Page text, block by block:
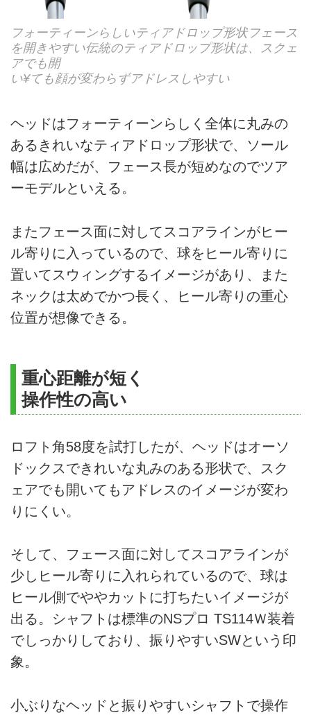
フォーティーンらしいティアドロップ形状フェース
を開きやすい伝統のティアドロップ形状は、スクェ
アでも開
い¥ても顔が変わらずアドレスしやすい
ヘッドはフォーティーンらしく全体に丸みの
あるきれいなティアドロップ形状で、ソール
幅は広めだが、フェース長が短めなのでツア
ーモデルといえる。
またフェース面に対してスコアラインがヒー
ル寄りに入っているので、球をヒール寄りに
置いてスウィングするイメージがあり、また
ネックは太めでかつ長く、ヒール寄りの重心
位置が想像できる。
重心距離が短く
操作性の高い
ロフト角58度を試打したが、ヘッドはオーソ
ドックスできれいな丸みのある形状で、スク
ェアでも開いてもアドレスのイメージが変わ
りにくい。
そして、フェース面に対してスコアラインが
少しヒール寄りに入れられているので、球は
ヒール側でややカットに打ちたいイメージが
出る。シャフトは標準のNSプロ TS114Ｗ装着
でしっかりしており、振りやすいSWという印
象。
小ぶりなヘッドと振りやすいシャフトで操作